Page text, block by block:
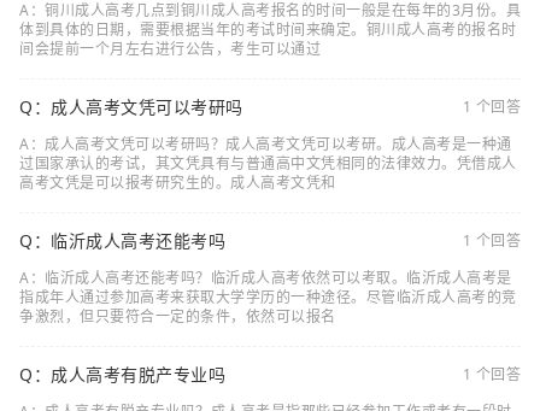
A：铜川成人高考几点到铜川成人高考报名的时间一般是在每年的3月份。具
体到具体的日期，需要根据当年的考试时间来确定。铜川成人高考的报名时
间会提前一个月左右进行公告，考生可以通过
Q：成人高考文凭可以考研吗
1 个回答
A：成人高考文凭可以考研吗？成人高考文凭可以考研。成人高考是一种通
过国家承认的考试，其文凭具有与普通高中文凭相同的法律效力。凭借成人
高考文凭是可以报考研究生的。成人高考文凭和
Q：临沂成人高考还能考吗
1 个回答
A：临沂成人高考还能考吗？临沂成人高考依然可以考取。临沂成人高考是
指成年人通过参加高考来获取大学学历的一种途径。尽管临沂成人高考的竞
争激烈，但只要符合一定的条件，依然可以报名
Q：成人高考有脱产专业吗
1 个回答